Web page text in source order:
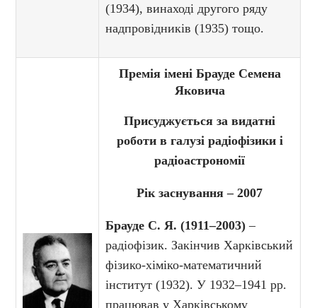
(1934), винаході другого ряду
надпровідників (1935) тощо.
Премія імені Брауде Семена
Яковича
Присуджується за видатні
роботи в галузі радіофізики і
радіоастрономії
Рік заснування – 2007
Брауде С. Я. (1911–2003) –
радіофізик. Закінчив Харківський
фізико-хіміко-математичний
інститут (1932). У 1932–1941 рр.
працював у Харківському